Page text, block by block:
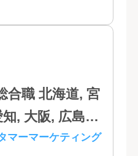
, 愛媛, 徳島,
本, 鹿児島, 大
海道, 宮
, 大阪, 広島,
マーマーケティング